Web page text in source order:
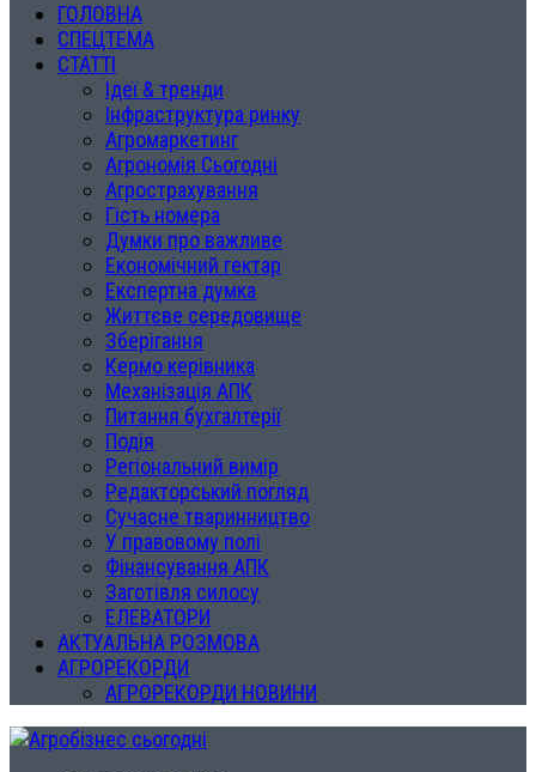
ГОЛОВНА
СПЕЦТЕМА
СТАТТІ
Ідеї & тренди
Інфраструктура ринку
Агромаркетинг
Агрономія Сьогодні
Агрострахування
Гість номера
Думки про важливе
Економічний гектар
Експертна думка
Життєве середовище
Зберігання
Кермо керівника
Механізація АПК
Питання бухгалтерії
Подія
Регіональний вимір
Редакторський погляд
Сучасне тваринництво
У правовому полі
Фінансування АПК
Заготівля силосу
ЕЛЕВАТОРИ
АКТУАЛЬНА РОЗМОВА
АГРОРЕКОРДИ
АГРОРЕКОРДИ НОВИНИ